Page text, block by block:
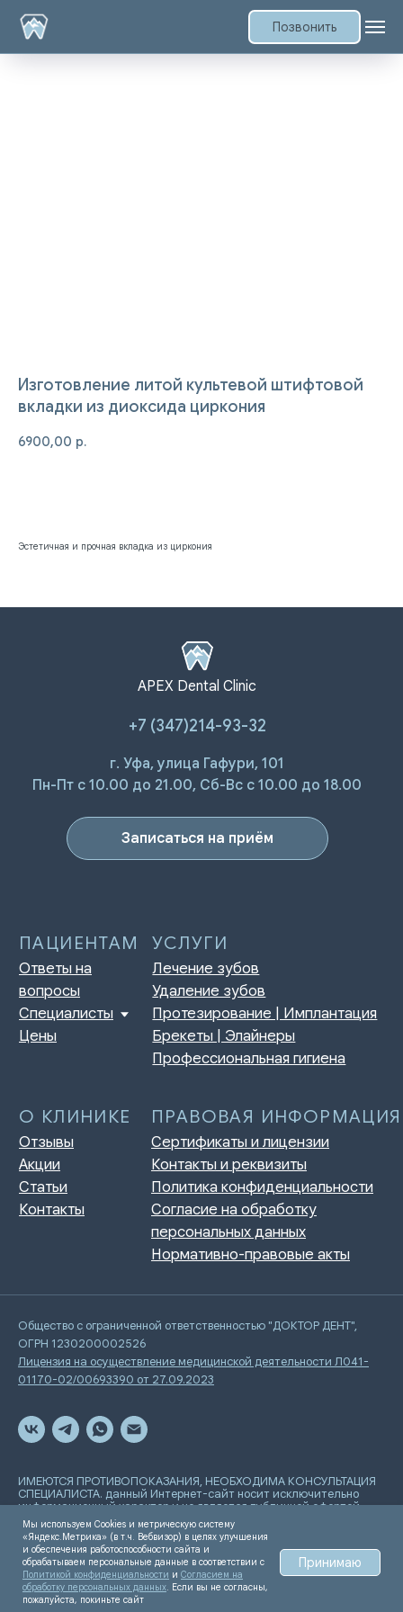
Позвонить
Изготовление литой культевой штифтовой
вкладки из диоксида циркония
6900,00 р.
Эстетичная и прочная вкладка из циркония
APEX Dental Clinic
+7 (347)214-93-32
г. Уфа, улица Гафури, 101
Пн-Пт с 10.00 до 21.00, Сб-Вс с 10.00 до 18.00
Записаться на приём
Лечение зубов
Протезирование | Имплантация
Профессиональная гигиена
ПРАВОВАЯ ИНФОРМАЦИЯ
Сертификаты и лицензии
Контакты и реквизиты
Политика конфиденциальности
Согласие на обработку
Общество с ограниченной ответственностью "ДОКТОР ДЕНТ",
ОГРН 1230200002526
Лицензия на осуществление медицинской деятельности Л041-
01170-02/00693390 от 27.09.2023
ИМЕЮТСЯ ПРОТИВОПОКАЗАНИЯ, НЕОБХОДИМА КОНСУЛЬТАЦИЯ
СПЕЦИАЛИСТА. данный Интернет-сайт носит исключительно
информационный характер и не является публичной офертой,
определяемой положениями Статьи 437 Гражданского
кодекса РФ
Разработка сайта
Мы используем Cookies и метрическую систему
«Яндекс.Метрика» (в т.ч. Вебвизор) в целях улучшения
и обеспечения работоспособности сайта и
обрабатываем персональные данные в соответствии с
Политикой конфиденциальности и Согласием на
обработку персональных данных. Если вы не согласны,
пожалуйста, покиньте сайт
Принимаю